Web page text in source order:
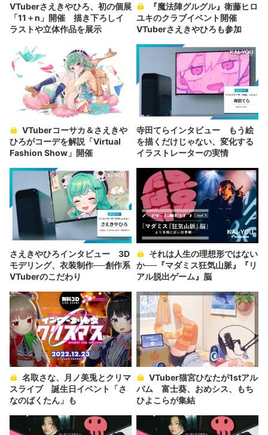
VTuberさえきやひろ、初の個展
「11＋n」開催 描き下ろしイ
ラストや立体作品を展示
ユキのクラブイベント開催
VTuberさえきやひろも参加
ひろがコーデを解説「Virtual
Fashion Show」開催
寺田てらインタビュー もう絵
を描くだけじゃない、変化する
イラストレーターの実情
さえきやひろインタビュー 3D
モデリング、衣装制作──創作系
VTuberのこだわり
か──『マダミス狂気山脈』『リ
アル脱出ゲーム』脳
スライブ 誕生日イベント「さ
なのばくたん」も
バム 富士葵、おめシス、もち
ひよこらが集結